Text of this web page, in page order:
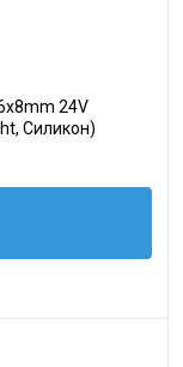
24V
Силикон)